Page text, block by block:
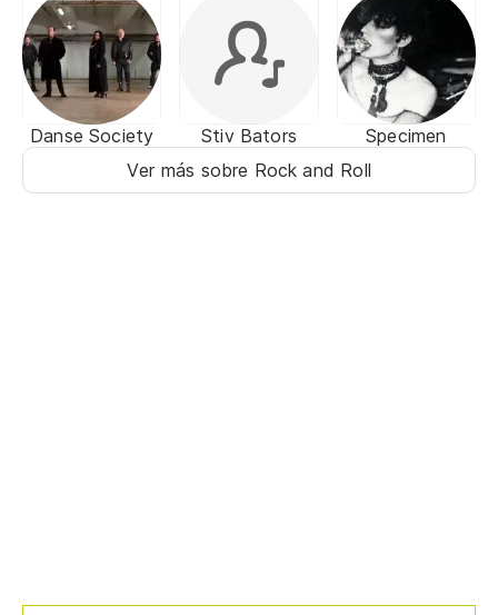
Danse Society Stiv Bators
Specimen
Ver más sobre Rock and Roll